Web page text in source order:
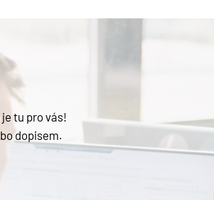
tu pro vás!
dopisem.